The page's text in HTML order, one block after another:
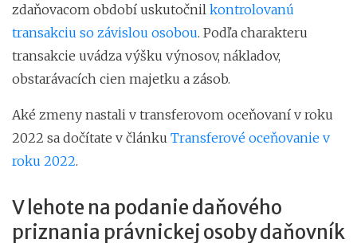
zdaňovacom období uskutočnil kontrolovanú
transakciu so závislou osobou. Podľa charakteru
transakcie uvádza výšku výnosov, nákladov,
obstarávacích cien majetku a zásob.
Aké zmeny nastali v transferovom oceňovaní v roku
2022 sa dočítate v článku Transferové oceňovanie v
roku 2022.
V lehote na podanie daňového
priznania právnickej osoby daňovník